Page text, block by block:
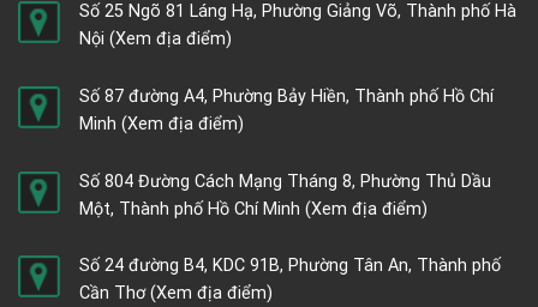
Số 25 Ngõ 81 Láng Hạ, Phường Giảng Võ, Thành phố Hà
Nội (Xem địa điểm)
Số 87 đường A4, Phường Bảy Hiền, Thành phố Hồ Chí
Minh (Xem địa điểm)
Số 804 Đường Cách Mạng Tháng 8, Phường Thủ Dầu
Một, Thành phố Hồ Chí Minh (Xem địa điểm)
Số 24 đường B4, KDC 91B, Phường Tân An, Thành phố
Cần Thơ(Xem địa điểm)